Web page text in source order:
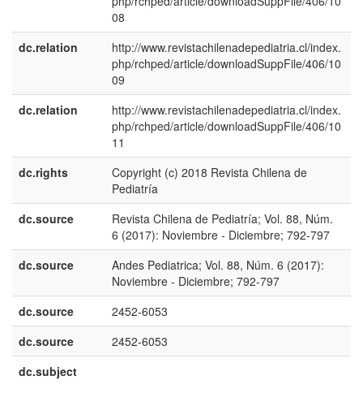
08
dc.relation
http://www.revistachilenadepediatria.cl/index.
php/rchped/article/downloadSuppFile/406/10
09
dc.relation
http://www.revistachilenadepediatria.cl/index.
php/rchped/article/downloadSuppFile/406/10
11
dc.rights
Copyright (c) 2018 Revista Chilena de
Pediatría
dc.source
Revista Chilena de Pediatría; Vol. 88, Núm.
6 (2017): Noviembre - Diciembre; 792-797
dc.source
Andes Pediatrica; Vol. 88, Núm. 6 (2017):
Noviembre - Diciembre; 792-797
dc.source
2452-6053
dc.source
2452-6053
dc.subject